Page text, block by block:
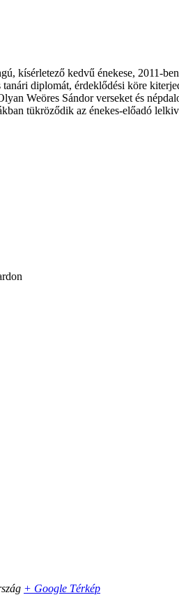
kísérletező kedvű énekese, 2011-
diplomát, érdeklődési köre
Weöres Sándor verseket és
tükröződik az énekes-előadó
+ Google Térkép